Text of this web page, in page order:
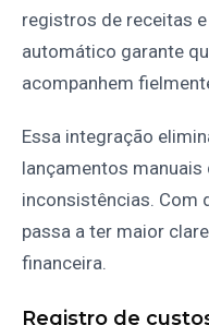
registros de receitas
automático garante
acompanhem
Essa integração
lançamentos
inconsistências. Com
passa a ter maior
financeira.
Registro de